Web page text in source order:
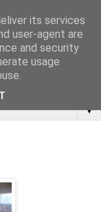
▼
its services
user-agent are
and security
usage